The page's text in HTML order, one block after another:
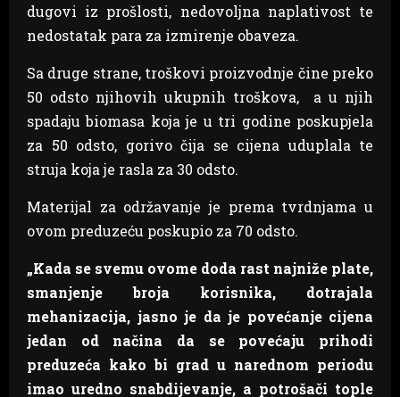
dugovi iz prošlosti, nedovoljna naplativost te
nedostatak para za izmirenje obaveza.
Sa druge strane, troškovi proizvodnje čine preko
50 odsto njihovih ukupnih troškova, a u njih
spadaju biomasa koja je u tri godine poskupjela
za 50 odsto, gorivo čija se cijena uduplala te
struja koja je rasla za 30 odsto.
Materijal za održavanje je prema tvrdnjama u
ovom preduzeću poskupio za 70 odsto.
„Kada se svemu ovome doda rast najniže plate,
smanjenje broja korisnika, dotrajala
mehanizacija, jasno je da je povećanje cijena
jedan od načina da se povećaju prihodi
preduzeća kako bi grad u narednom periodu
imao uredno snabdijevanje, a potrošači tople